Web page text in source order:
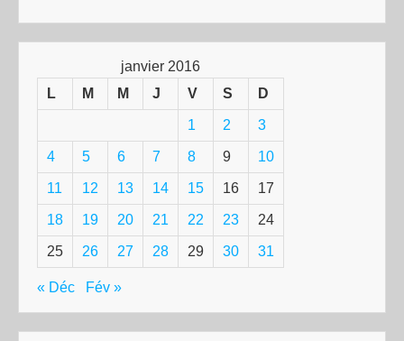
janvier 2016
L
M M J V S D
1 2 3
4 5 6 7 8 9 10
11 12 13 14 15 16 17
18 19 20 21 22 23 24
25 26 27 28 29 30 31
« Déc Fév »